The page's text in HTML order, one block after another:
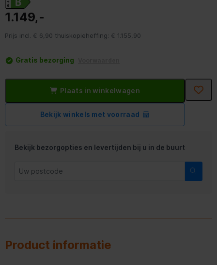
1.149,-
Prijs incl. € 6,90 thuiskopieheffing: € 1.155,90
Gratis bezorging
Plaats in winkelwagen
Bekijk winkels met voorraad
Bekijk bezorgopties en levertijden bij u in de buurt
Product informatie